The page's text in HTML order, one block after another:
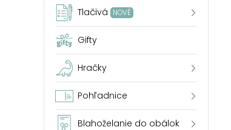
Tlačivá NOVÉ
Gifty
Hračky
Pohľadnice
Blahoželanie do obálok